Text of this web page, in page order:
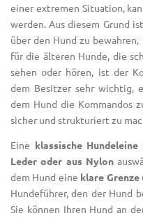
einer extremen Situation,
werden. Aus diesem Grund
über den Hund zu
für die älteren Hunde, die
sehen oder hören, ist der
dem Besitzer sehr wichtig,
dem Hund die Kommandos
sicher und strukturiert zu
Eine klassische Hundeleine
Leder oder aus Nylon
dem Hund eine klare Grenze
Hundeführer, den der Hund
Sie können Ihren Hund an